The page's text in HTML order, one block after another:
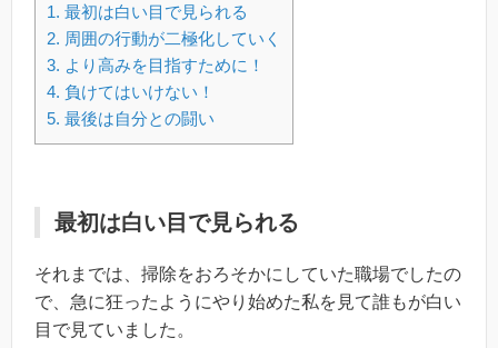
1. 最初は白い目で見られる
2. 周囲の行動が二極化していく
3. より高みを目指すために！
4. 負けてはいけない！
5. 最後は自分との闘い
最初は白い目で見られる
それまでは、掃除をおろそかにしていた職場でしたの
で、急に狂ったようにやり始めた私を見て誰もが白い
目で見ていました。